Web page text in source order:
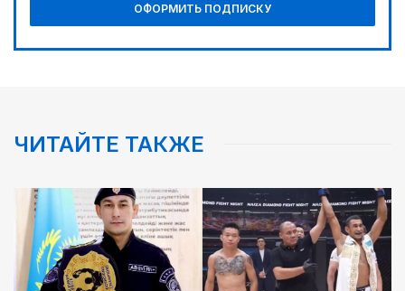
ОФОРМИТЬ ПОДПИСКУ
ЧИТАЙТЕ ТАКЖЕ